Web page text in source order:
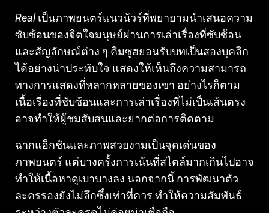
Realเป็นภาพยนตร์แนวนัวร์ที่พยายามนำเสนอความ
ซับซ้อนของจิตใจมนุษย์ผ่านการเล่าเรื่องที่ซับซ้อน
และสัญลักษณ์ต่าง ๆ คิมซูฮยอนรับบทเป็นสองบุคลิก
ได้อย่างน่าประทับใจ แสดงให้เห็นถึงความสามารถ
ทางการแสดงที่หลากหลายของเขา อย่างไรก็ตาม
เนื้อเรื่องที่ซับซ้อนและการเล่าเรื่องที่ไม่เป็นเส้นตรง
อาจทำให้ผู้ชมสับสนและยากต่อการติดตาม
ฉากแอ็กชันและภาพสวยงามเป็นจุดเด่นของ
ภาพยนตร์ แต่บางครั้งการเน้นที่สไตล์มากเกินไปอาจ
ทำให้เนื้อหาดูเบาบางลง นอกจากนี้ การพัฒนาตัว
ละครรองยังไม่ลึกซึ้งเท่าที่ควร ทำให้ความสัมพันธ์